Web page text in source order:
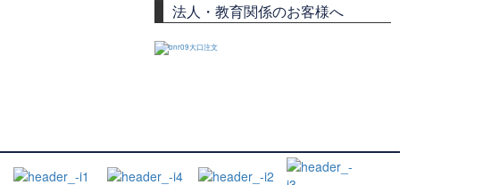
法人・教育関係のお客様へ